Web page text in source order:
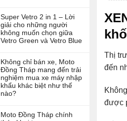
Super Vetro 2 in 1 – Lời
giải cho những người
không muốn chọn giữa
Vetro Green và Vetro Blue
Không chỉ bán xe, Moto
Đồng Tháp mang đến trải
nghiệm mua xe máy nhập
khẩu khác biệt như thế
nào?
Moto Đồng Tháp chính
Thị
đến
được